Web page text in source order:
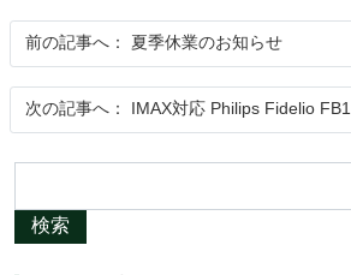
前の記事へ： 夏季休業のお知らせ
次の記事へ： IMAX対応 Philips Fidelio FB1
検索